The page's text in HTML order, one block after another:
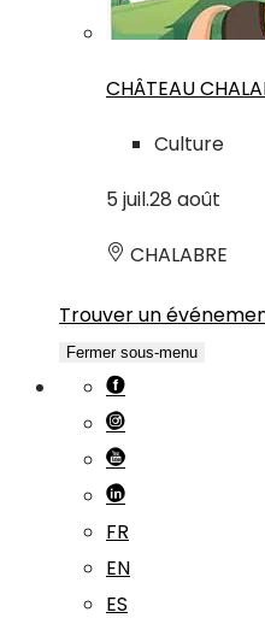
CHÂTEAU
Culture
5 juil.28 août
CHALABRE
Trouver un
Fermer sous-menu
FR
EN
ES